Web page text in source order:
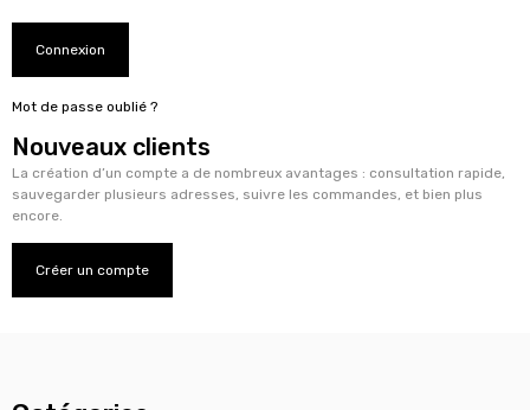
Connexion
Mot de passe oublié ?
Nouveaux clients
La création d’un compte a de nombreux avantages : consultation rapide,
sauvegarder plusieurs adresses, suivre les commandes, et bien plus
encore.
Créer un compte